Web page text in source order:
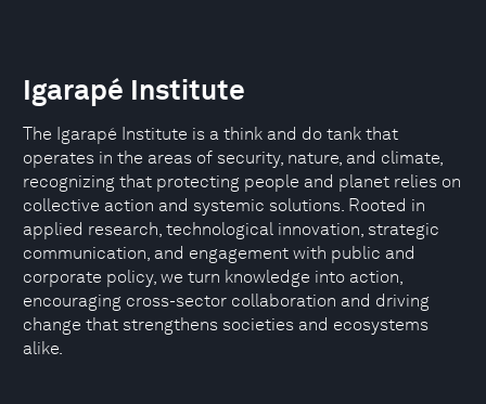
Igarapé Institute
The Igarapé Institute is a think and do tank that
operates in the areas of security, nature, and climate,
recognizing that protecting people and planet relies on
collective action and systemic solutions. Rooted in
applied research, technological innovation, strategic
communication, and engagement with public and
corporate policy, we turn knowledge into action,
encouraging cross-sector collaboration and driving
change that strengthens societies and ecosystems
alike.